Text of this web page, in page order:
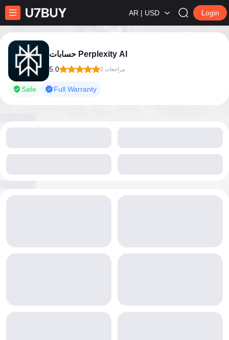
AR | USD Login
حسابات Perplexity AI
5.0 2 مراجعات
Safe Full Warranty